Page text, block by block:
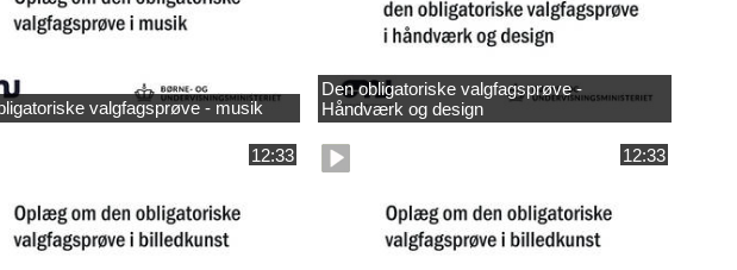
valgfagsprøve - musik
Den obligatoriske valgfagsprøve -
Håndværk og design
12:33 12:33